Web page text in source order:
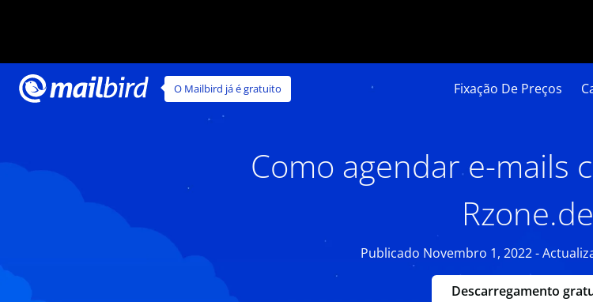
O Mailbird já é gratuito Fixação De Preços
Como agendar e-mails
Publicado Novembro 1, 2022 -
Descarregamento